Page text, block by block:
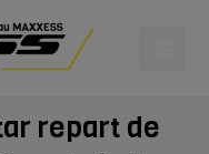
repart de